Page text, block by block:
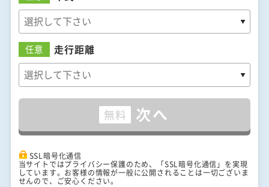
任意 走行距離
無料 次へ
SSL暗号化通信
当サイトではプライバシー保護のため、「SSL暗号化通信」を実現
しています。お客様の情報が一般に公開されることは一切ございま
せんので、ご安心ください。